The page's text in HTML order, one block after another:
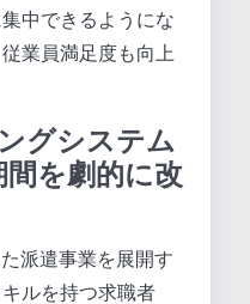
中できるようにな
業員満足度も向上
グシステム
を劇的に改
派遣事業を展開す
ルを持つ求職者